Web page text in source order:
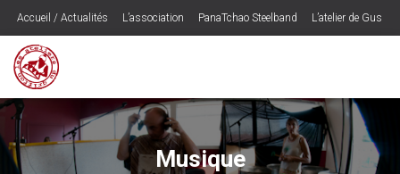
Accueil / Actualités L’association PanaTchao Steelband L’atelier de Gus
Espace Adhérents
Musique